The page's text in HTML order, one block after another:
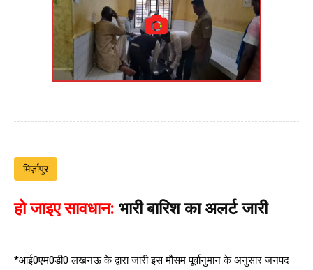
मिर्ज़ापुर
हो जाइए सावधान: भारी बारिश का अलर्ट जारी
*आई0एम0डी0 लखनऊ के द्वारा जारी इस मौसम पूर्वानुमान के अनुसार जनपद